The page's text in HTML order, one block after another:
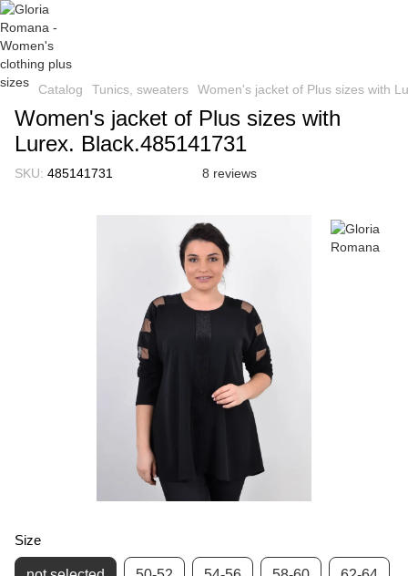
Catalog Tunics, sweaters Women's jacket of Plus sizes with
Women's jacket of Plus sizes with
Lurex. Black.485141731
SKU: 485141731 8 reviews
Size